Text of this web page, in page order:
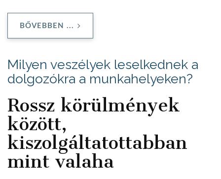
BŐVEBBEN ...
Milyen veszélyek leselkednek a
dolgozókra a munkahelyeken?
Rossz körülmények
között,
kiszolgáltatottabban
mint valaha